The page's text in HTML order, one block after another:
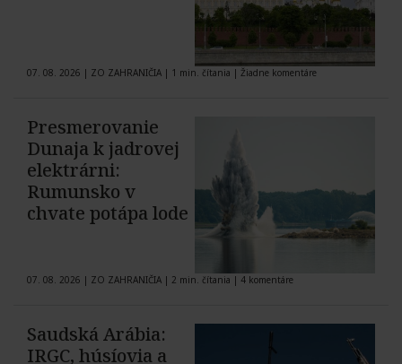
07. 08. 2026 | ZO ZAHRANIČIA | 1 min. čítania | Žiadne komentáre
Presmerovanie
Dunaja k jadrovej
elektrárni:
Rumunsko v
chvate potápa lode
07. 08. 2026 | ZO ZAHRANIČIA | 2 min. čítania | 4 komentáre
Saudská Arábia:
IRGC, húsíovia a